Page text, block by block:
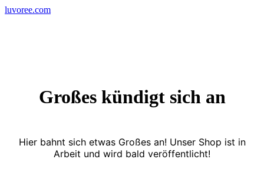
Skip
luvoree.com
Großes kündigt sich an
Hier bahnt sich etwas Großes an! Unser Shop ist in
Arbeit und wird bald veröffentlicht!